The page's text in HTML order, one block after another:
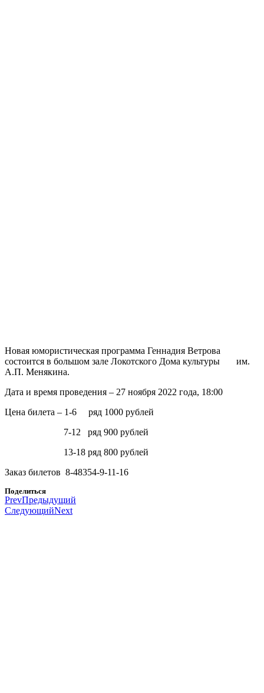
Новая юмористическая программа Геннадия Ветрова
состоится в большом зале Локотского Дома культуры им.
А.П. Менякина.
Дата и время проведения – 27 ноября 2022 года, 18:00
Цена билета – 1-6 ряд 1000 рублей
7-12 ряд 900 рублей
13-18 ряд 800 рублей
Заказ билетов 8-48354-9-11-16
Поделиться
PrevПредыдущий
СледующийNext